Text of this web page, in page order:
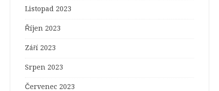
Listopad 2023
Říjen 2023
Září 2023
Srpen 2023
Červenec 2023